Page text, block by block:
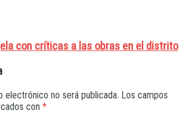
con críticas a las obras en el distrito
electrónico no será publicada. Los campos
con *